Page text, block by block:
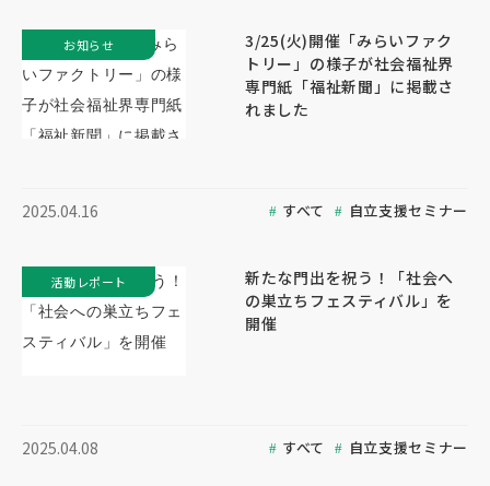
3/25(火)開催「みらいファク
トリー」の様子が社会福祉界
専門紙「福祉新聞」に掲載さ
れました
2025.04.16 すべて 自立支援セミナー
お知らせ
新たな門出を祝う！「社会へ
の巣立ちフェスティバル」を
開催
2025.04.08 すべて 自立支援セミナー
活動レポート